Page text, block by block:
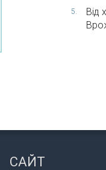
5.
Від
САЙТ